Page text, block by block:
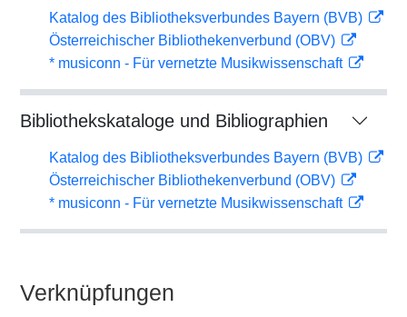
Katalog des Bibliotheksverbundes Bayern (BVB)
Österreichischer Bibliothekenverbund (OBV)
* musiconn - Für vernetzte Musikwissenschaft
Bibliothekskataloge und Bibliographien
Katalog des Bibliotheksverbundes Bayern (BVB)
Österreichischer Bibliothekenverbund (OBV)
* musiconn - Für vernetzte Musikwissenschaft
Verknüpfungen